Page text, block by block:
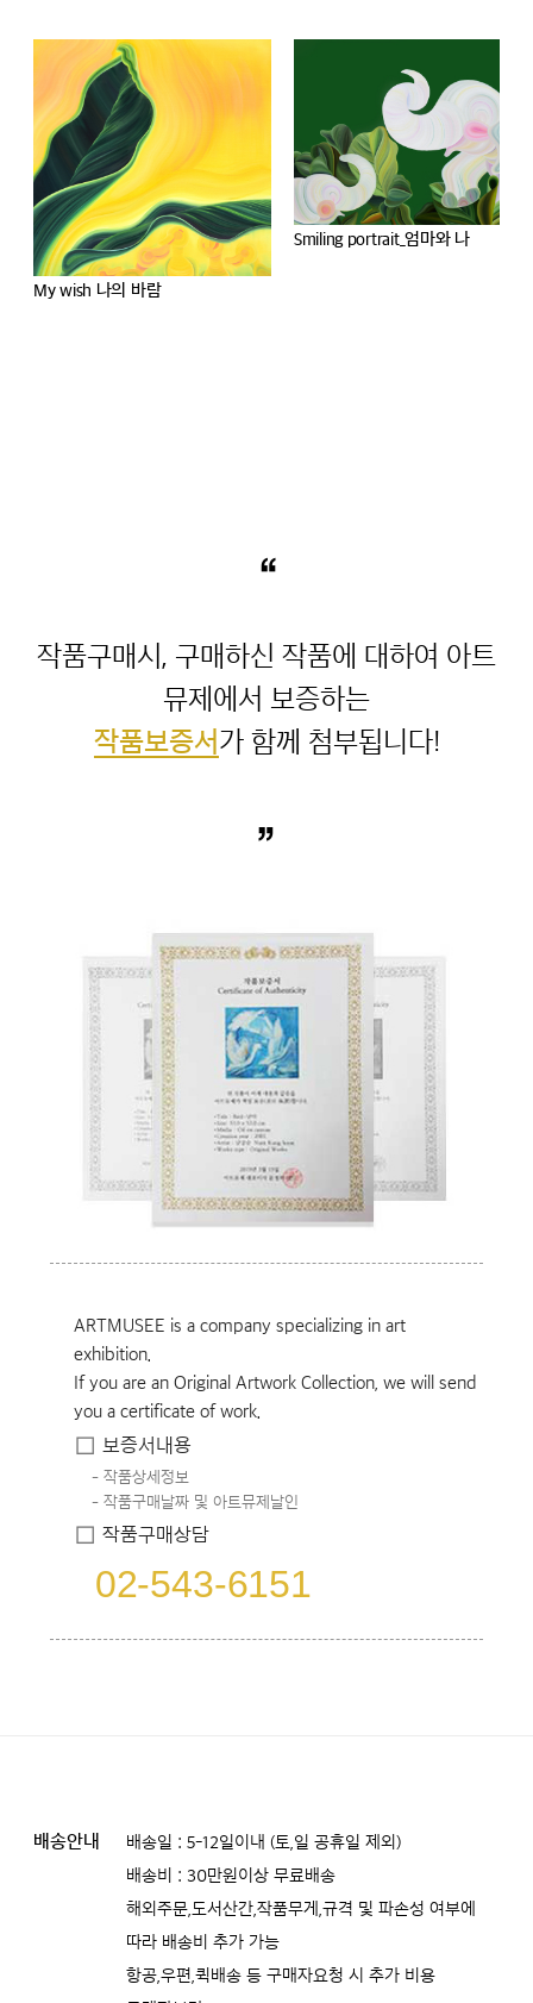
Smiling portrait_엄마와 나
Lullaby
“
작품구매시, 구매하신 작품에 대하여 아트
작품보증서
”
ARTMUSEE is a company specializing in art
exhibition.
If you are an Original Artwork Collection, we will send
you a certificate of work.
보증서내용
작품상세정보
작품구매날짜 및 아트뮤제날인
작품구매상담
02-543-6151
배송안내
배송일 : 5-12일이내 (토,일 공휴일 제외)
배송비 : 30만원이상 무료배송
해외주문,도서산간,작품무게,규격 및 파손성 여부에
따라 배송비 추가 가능
항공,우편,퀵배송 등 구매자요청 시 추가 비용